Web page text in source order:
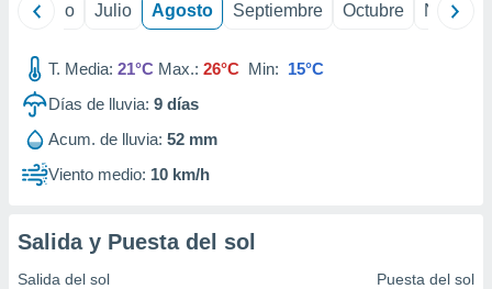
Junio Julio Agosto Septiembre Octubre
T. Media: 21°C Max.: 26°C Min: 15°C
Días de lluvia: 9 días
Acum. de lluvia: 52 mm
Viento medio: 10 km/h
Salida y Puesta del sol
Salida del sol Puesta del sol